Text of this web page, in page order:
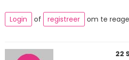
Login of registreer om te
22